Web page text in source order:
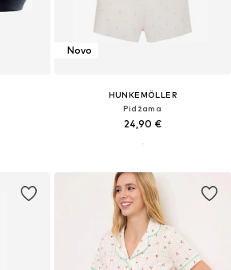
Novo
HUNKEMÖLLER
Pidžama
24,90 €